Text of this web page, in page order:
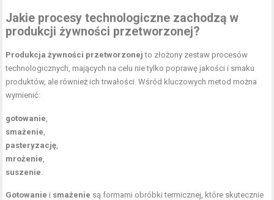
Jakie procesy technologiczne zachodzą w
produkcji żywności przetworzonej?
Produkcja żywności przetworzonej to złożony zestaw procesów
technologicznych, mających na celu nie tylko poprawę jakości i smaku
produktów, ale również ich trwałości. Wśród kluczowych metod można
wymienić:
gotowanie
smażenie
pasteryzację
mrożenie
suszenie
Gotowanie i smażenie są formami obróbki termicznej, które skutecznie